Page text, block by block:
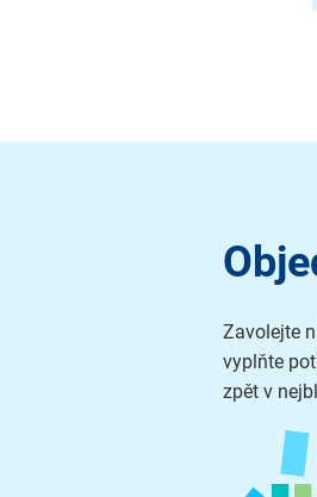
Zavolejte
vyplňte
zpět v